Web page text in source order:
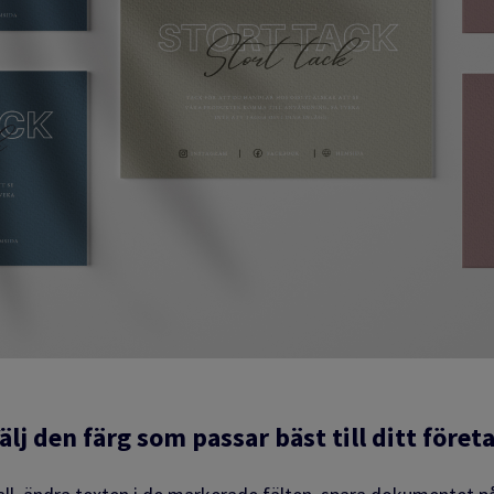
den färg som passar bäst till ditt